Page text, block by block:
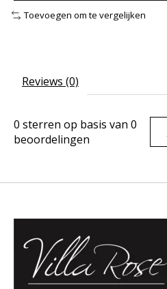
Toevoegen om te vergelijken
Reviews (0)
0 sterren op basis van 0
beoordelingen